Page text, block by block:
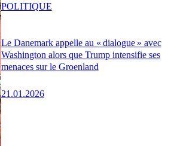
Le Danemark appelle au « dialogue » avec
Washington alors que Trump intensifie ses
menaces sur le Groenland
21.01.2026
POLITIQUE